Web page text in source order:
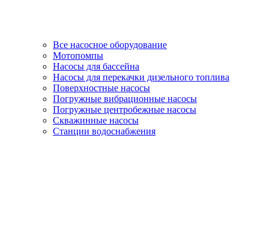
Все насосное оборудование
Мотопомпы
Насосы для бассейна
Насосы для перекачки дизельного топлива
Поверхностные насосы
Погружные вибрационные насосы
Погружные центробежные насосы
Скважинные насосы
Станции водоснабжения